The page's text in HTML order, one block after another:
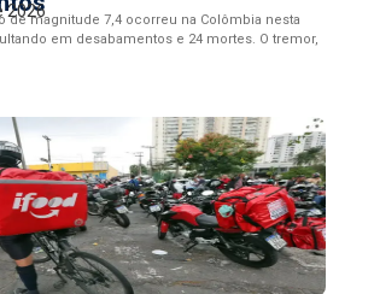
2026
de magnitude 7,4 ocorreu na Colômbia nesta
em desabamentos e 24 mortes. O tremor,